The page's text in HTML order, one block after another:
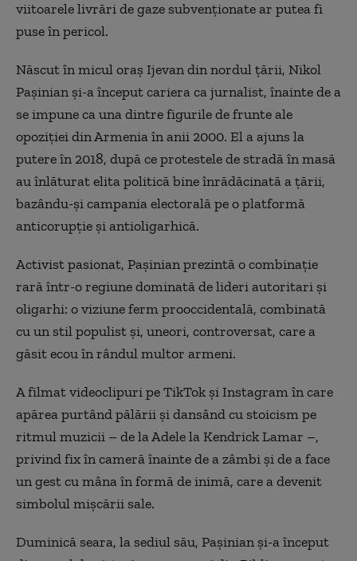
viitoarele livrări de gaze subvenționate ar putea fi
puse în pericol.
Născut în micul oraș Ijevan din nordul țării, Nikol
Pașinian și-a început cariera ca jurnalist, înainte de a
se impune ca una dintre figurile de frunte ale
opoziției din Armenia în anii 2000. El a ajuns la
putere în 2018, după ce protestele de stradă în masă
au înlăturat elita politică bine înrădăcinată a țării,
bazându-și campania electorală pe o platformă
anticorupție și antioligarhică.
Activist pasionat, Pașinian prezintă o combinație
rară într-o regiune dominată de lideri autoritari și
oligarhi: o viziune ferm prooccidentală, combinată
cu un stil populist și, uneori, controversat, care a
găsit ecou în rândul multor armeni.
A filmat videoclipuri pe TikTok și Instagram în care
apărea purtând pălării și dansând cu stoicism pe
ritmul muzicii – de la Adele la Kendrick Lamar –,
privind fix în cameră înainte de a zâmbi și de a face
un gest cu mâna în formă de inimă, care a devenit
simbolul mișcării sale.
Duminică seara, la sediul său, Pașinian și-a început